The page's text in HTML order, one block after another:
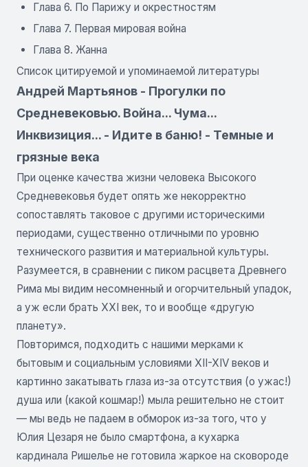
Глава 6. По Парижу и окрестностям
Глава 7. Первая мировая война
Глава 8. Жанна
Список цитируемой и упоминаемой литературы
Андрей Мартьянов - Прогулки по
Средневековью. Война... Чума...
Инквизиция... - Идите в баню! - Темные и
грязные века
При оценке качества жизни человека Высокого
Средневековья будет опять же некорректно
сопоставлять таковое с другими историческими
периодами, существенно отличными по уровню
технического развития и материальной культуры.
Разумеется, в сравнении с пиком расцвета Древнего
Рима мы видим несомненный и огорчительный упадок,
а уж если брать XXI век, то и вообще «другую
планету».
Повторимся, подходить с нашими мерками к
бытовым и социальным условиями XII-XIV веков и
картинно закатывать глаза из-за отсутствия (о ужас!)
душа или (какой кошмар!) мыла решительно не стоит
— мы ведь не падаем в обморок из-за того, что у
Юлия Цезаря не было смартфона, а кухарка
кардинала Ришелье не готовила жаркое на сковороде